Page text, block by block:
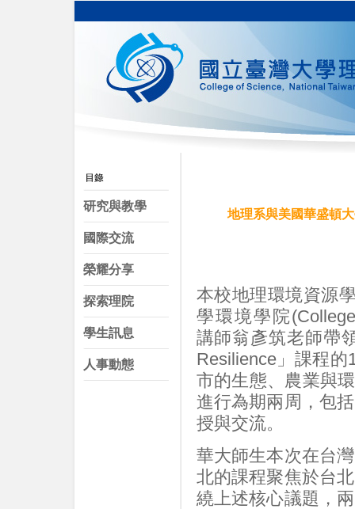
研究與教學
國際交流
榮耀分享
探索理院
學生訊息
人事動態
地理系與美國華盛頓
本校地理環境資源
學環境學院
講師翁彥筑老師帶
Resilience」課程
市的生態、農業與
進行為期兩周，包
授與交流。
華大師生本次在台
北的課程聚焦於台
繞上述核心議題，